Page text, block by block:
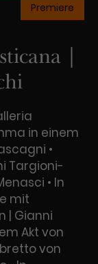
Premiere
|
in einem
•
Targioni-
• In
mit
| Gianni
Akt von
von